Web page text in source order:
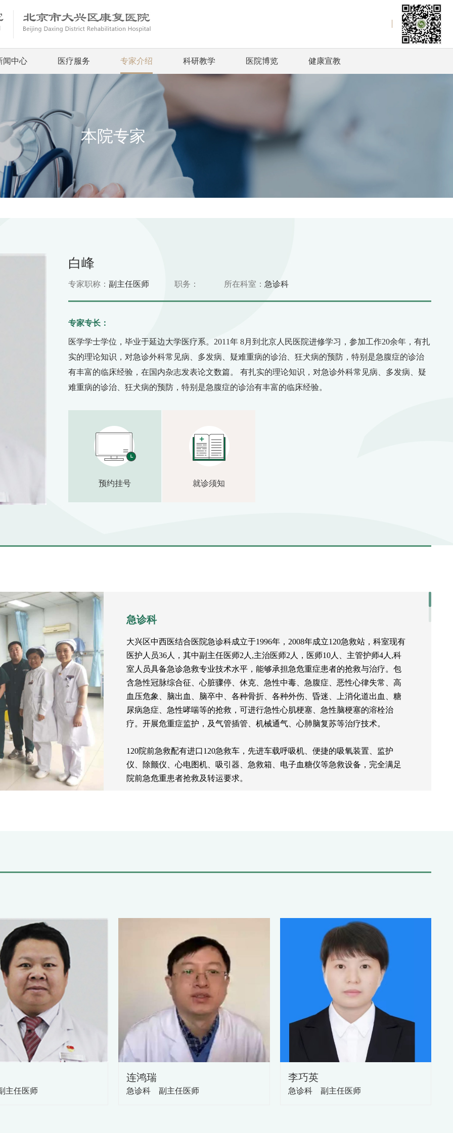
闻中心 医疗服务 专家介绍 科研教学 医院博览 健康宣教
本院专家
白峰
专家职称： 副主任医师 职务： 所在科室： 急诊科
专家专长：
医学学士学位，毕业于延边大学医疗系。2011年 8月到北京人民医院进修学习，参加工作20余年，有扎
实的理论知识，对急诊外科常见病、多发病、疑难重病的诊治、狂犬病的预防，特别是急腹症的诊治
有丰富的临床经验，在国内杂志发表论文数篇。 有扎实的理论知识，对急诊外科常见病、多发病、疑
难重病的诊治、狂犬病的预防，特别是急腹症的诊治有丰富的临床经验。
预约挂号 就诊须知
急诊科
大兴区中西医结合医院急诊科成立于1996年，2008年成立120急救站，科室现有
医护人员36人，其中副主任医师2人,主治医师2人，医师10人、主管护师4人,科
室人员具备急诊急救专业技术水平，能够承担急危重症患者的抢救与治疗。包
含急性冠脉综合征、心脏骤停、休克、急性中毒、急腹症、恶性心律失常、高
血压危象、脑出血、脑卒中、各种骨折、各种外伤、昏迷、上消化道出血、糖
尿病急症、急性哮喘等的抢救，可进行急性心肌梗塞、急性脑梗塞的溶栓治
疗。开展危重症监护，及气管插管、机械通气、心肺脑复苏等治疗技术。
120院前急救配有进口120急救车，先进车载呼吸机、便捷的吸氧装置、监护
仪、除颤仪、心电图机、吸引器、急救箱、电子血糖仪等急救设备，完全满足
院前急危重患者抢救及转运要求。
目前急诊科开展的主要技术项目:各种创伤清创术、肌腱断裂缝合术、表浅异物
取出术、心肺脑复苏术、急性脑卒中、急性冠脉综合征的急诊溶栓，急性呼吸
窘迫综合征的早期诊断及机械通气治疗，各种休克的抢救等。
我科还开展了中西医结合诊疗病种的整理和优化工作，重点加强对脑卒中、心
肌梗死的中西医结合诊疗规范建设。将中医药合理应用于临床，实施对脑卒
中、眩晕、胸痹心痛病、急腹症的诊疗工作，将中西医结合特色突出并体现在
急诊急救的医疗活动当中。
急诊科与北京大学人民医院、北京大学第一医院、东方医院、同仁医院、首钢
医院、大兴区医院、大兴120分中心等医院有良好的业务联系，使技术水平得到
很大提高。
主任医师
连鸿瑞
急诊科 副主任医师
李巧英
急诊科 副主任医师